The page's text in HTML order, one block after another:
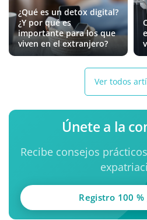
¿Qué es un detox digital?
¿Y por qué es
importante para los que
viven en el extranjero?
Ver todos
Únete a la
Recibe consejos
Registro 100